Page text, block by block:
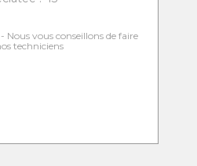
Nous vous conseillons de faire
techniciens